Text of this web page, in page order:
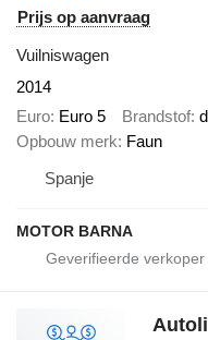
Prijs op aanvraag
Vuilniswagen
2014
Euro Euro 5 Brandstof
Opbouw merk Faun
Spanje
MOTOR BARNA